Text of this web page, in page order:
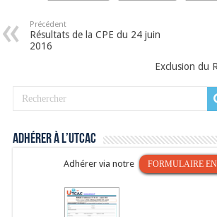
Précédent
Résultats de la CPE du 24 juin
2016
Exclusion du
Adhérer à l’UTCAC
Adhérer via notre FORMULAIRE